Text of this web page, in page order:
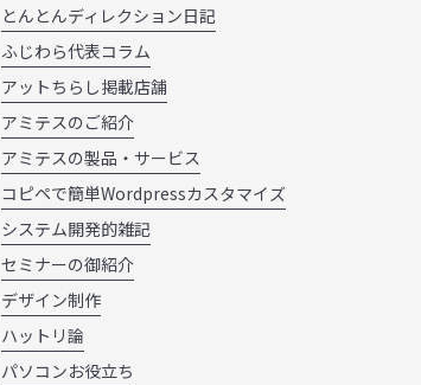
とんとんディレクション日記
ふじわら代表コラム
アットちらし掲載店舗
アミテスのご紹介
アミテスの製品・サービス
コピペで簡単Wordpressカスタマイズ
システム開発的雑記
セミナーの御紹介
デザイン制作
ハットリ論
パソコンお役立ち